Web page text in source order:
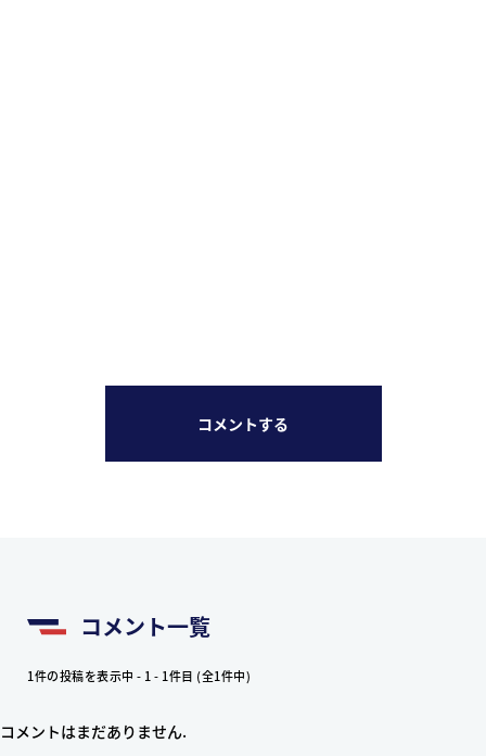
コメントする
コメント一覧
1件の投稿を表示中 - 1 - 1件目 (全1件中)
コメントはまだありません.